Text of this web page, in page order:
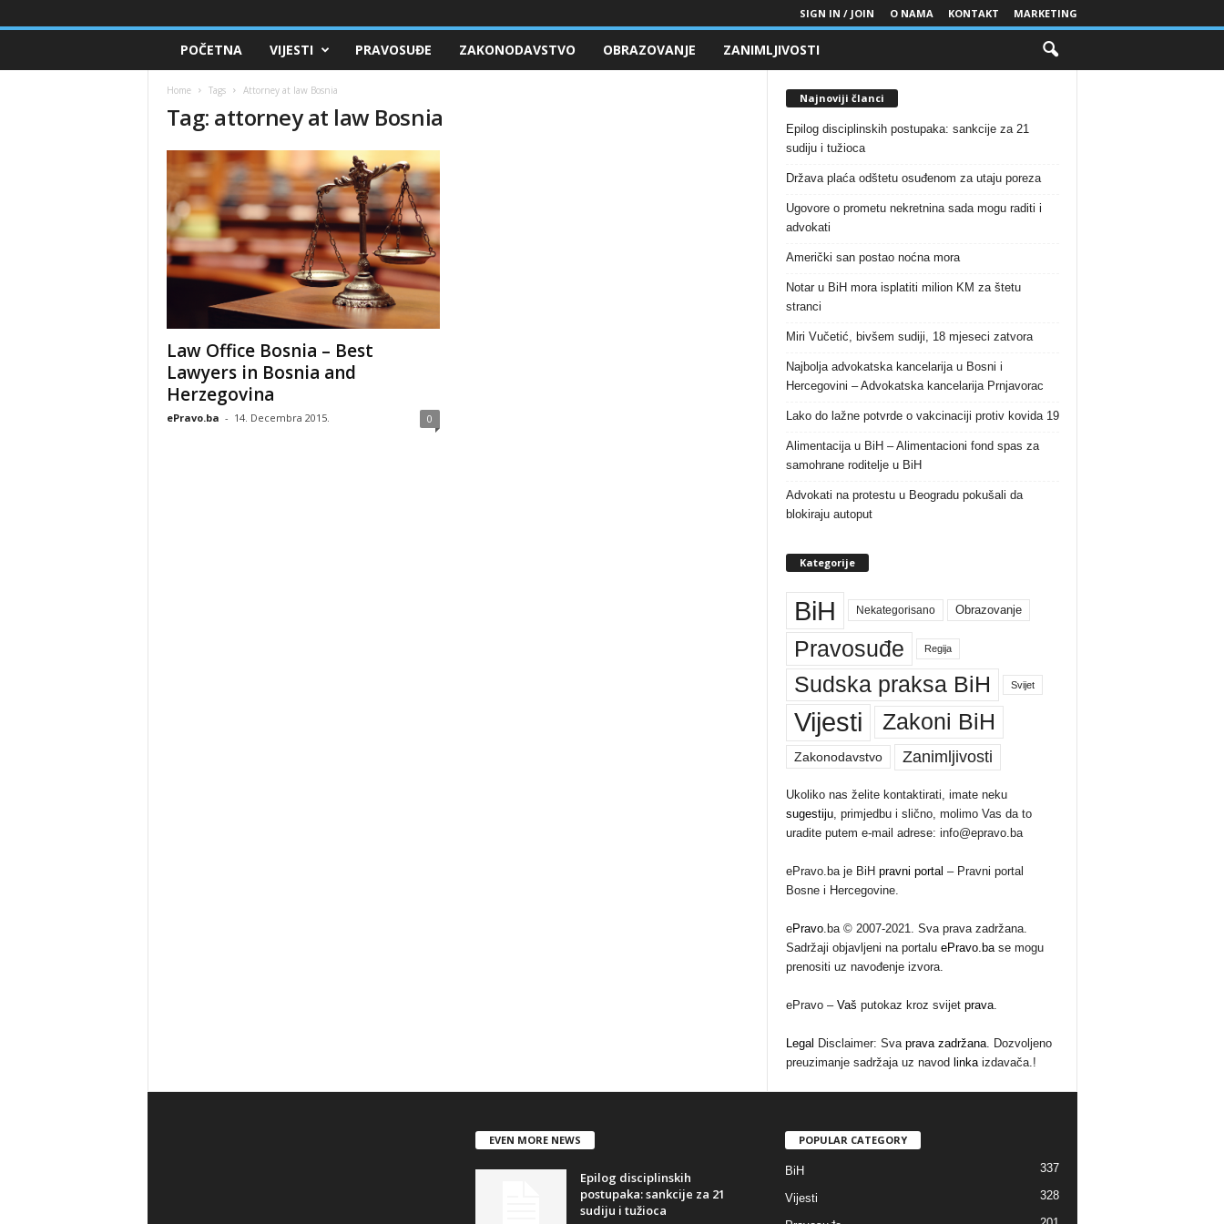
SIGN IN / JOIN O NAMA KONTAKT MARKETING
POČETNA VIJESTI PRAVOSUĐE ZAKONODAVSTVO OBRAZOVANJE ZANIMLJIVOSTI
Home Tags Attorney at law Bosnia
Tag: attorney at law Bosnia
Law Office Bosnia – Best
Lawyers in Bosnia and
Herzegovina
ePravo.ba - 14. Decembra 2015. 0
Najnoviji članci
Epilog disciplinskih postupaka: sankcije za 21
sudiju i tužioca
Država plaća odštetu osuđenom za utaju poreza
Ugovore o prometu nekretnina sada mogu raditi i
advokati
Američki san postao noćna mora
Notar u BiH mora isplatiti milion KM za štetu
stranci
Miri Vučetić, bivšem sudiji, 18 mjeseci zatvora
Najbolja advokatska kancelarija u Bosni i
Hercegovini – Advokatska kancelarija Prnjavorac
Lako do lažne potvrde o vakcinaciji protiv kovida 19
Alimentacija u BiH – Alimentacioni fond spas za
samohrane roditelje u BiH
Advokati na protestu u Beogradu pokušali da
blokiraju autoput
Kategorije
BiH Nekategorisano Obrazovanje
Pravosuđe Regija
Sudska praksa BiH Svijet
Vijesti Zakoni BiH
Zakonodavstvo Zanimljivosti
Ukoliko nas želite kontaktirati, imate neku
sugestiju, primjedbu i slično, molimo Vas da to
uradite putem e-mail adrese: info@epravo.ba
ePravo.ba je BiH pravni portal – Pravni portal
Bosne i Hercegovine.
ePravo.ba © 2007-2021. Sva prava zadržana.
Sadržaji objavljeni na portalu ePravo.base mogu
prenositi uz navođenje izvora.
ePravo – Vaš putokaz kroz svijet prava.
Legal Disclaimer: Sva prava zadržana. Dozvoljeno
preuzimanje sadržaja uz navod linkaizdavača.!
EVEN MORE NEWS
Epilog disciplinskih
postupaka: sankcije za 21
sudiju i tužioca
POPULAR CATEGORY
BiH 337
Vijesti 328